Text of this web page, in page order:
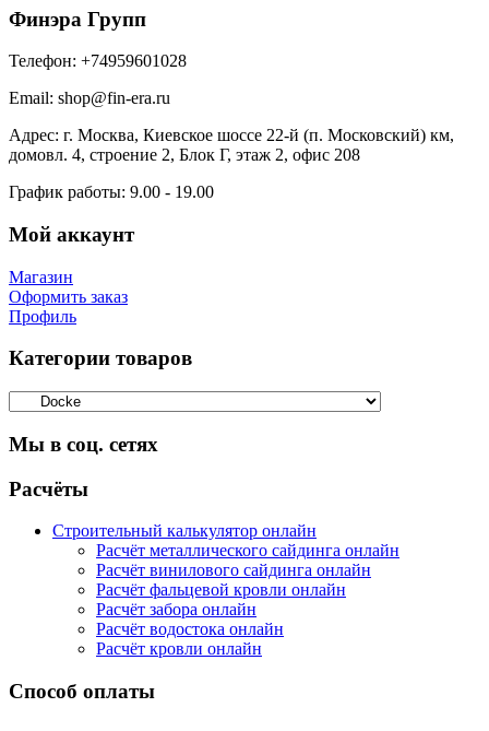
Финэра Групп
Телефон: +74959601028
Email: shop@fin-era.ru
Адрес: г. Москва, Киевское шоссе 22-й (п. Московский) км,
домовл. 4, строение 2, Блок Г, этаж 2, офис 208
График работы: 9.00 - 19.00
Мой аккаунт
Магазин
Оформить заказ
Профиль
Категории товаров
Мы в соц. сетях
Facebook
Twitter
Google
Instagram
Расчёты
Строительный калькулятор онлайн
Расчёт металлического сайдинга онлайн
Расчёт винилового сайдинга онлайн
Расчёт фальцевой кровли онлайн
Расчёт забора онлайн
Расчёт водостока онлайн
Расчёт кровли онлайн
Способ оплаты